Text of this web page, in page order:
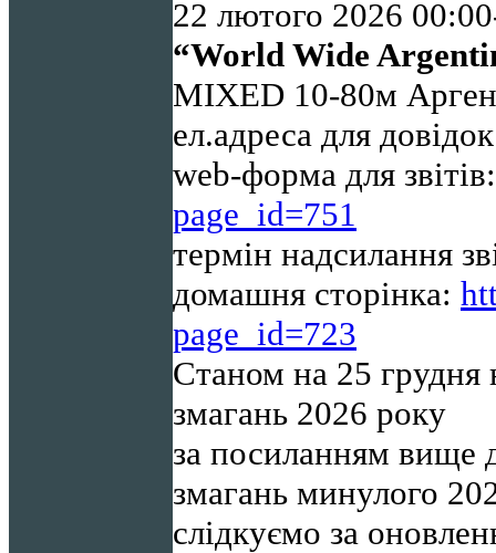
22 лютого 2026 00:
“World Wide
MIXED 10-80м
ел.адреса для
web-форма для
page_id=751
термін надсилання
домашня сторінка:
page_id=723
Станом на 25 грудня
змагань 2026 року
за посиланням вище
змагань минулого
слідкуємо за